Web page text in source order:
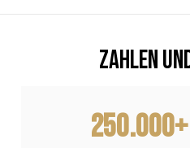
Zahlen
250.000+